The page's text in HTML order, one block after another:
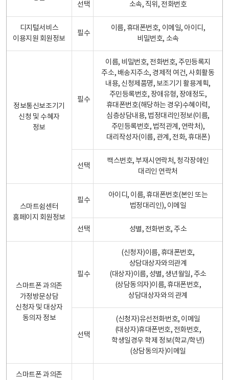
선택 소속, 직위, 전화번호
디지털서비스
이용지원 회원정보
필수
이름, 휴대폰번호, 이메일, 아이디,
비밀번호, 소속
정보통신보조기기
신청 및 수혜자
정보
필수
이름, 비밀번호, 전화번호, 주민등록지
주소, 배송지주소, 경제적 여건, 사회활동
내용, 신청제품명, 보조기기 활용계획,
주민등록번호, 장애유형, 장애정도,
휴대폰번호(해당하는 경우)수혜이력,
심층상담내용, 법정대리인정보(이름,
주민등록번호, 법적관계, 연락처),
대리작성자(이름, 관계, 전화, 휴대폰)
선택
팩스번호, 부재시연락처, 청각장애인
대리인 연락처
스마트쉼센터
홈페이지 회원정보
필수
아이디, 이름, 휴대폰번호(본인 또는
법정대리인), 이메일
선택 성별, 전화번호, 주소
스마트폰 과의존
가정방문상담
신청자 및 대상자
동의자 정보
필수
(신청자)이름, 휴대폰번호,
상담대상자와의관계
(대상자)이름, 성별, 생년월일, 주소
(상담동의자)이름, 휴대폰번호,
상담대상자와의 관계
선택
(신청자)유선전화번호, 이메일
(대상자)휴대폰번호, 전화번호,
학생일경우 학제 정보(학교/학년)
(상담동의자)이메일
스마트폰 과의존